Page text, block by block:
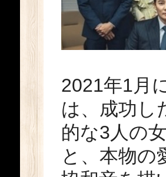
2021年1月
は、成功し
的な3人の
と、本物の